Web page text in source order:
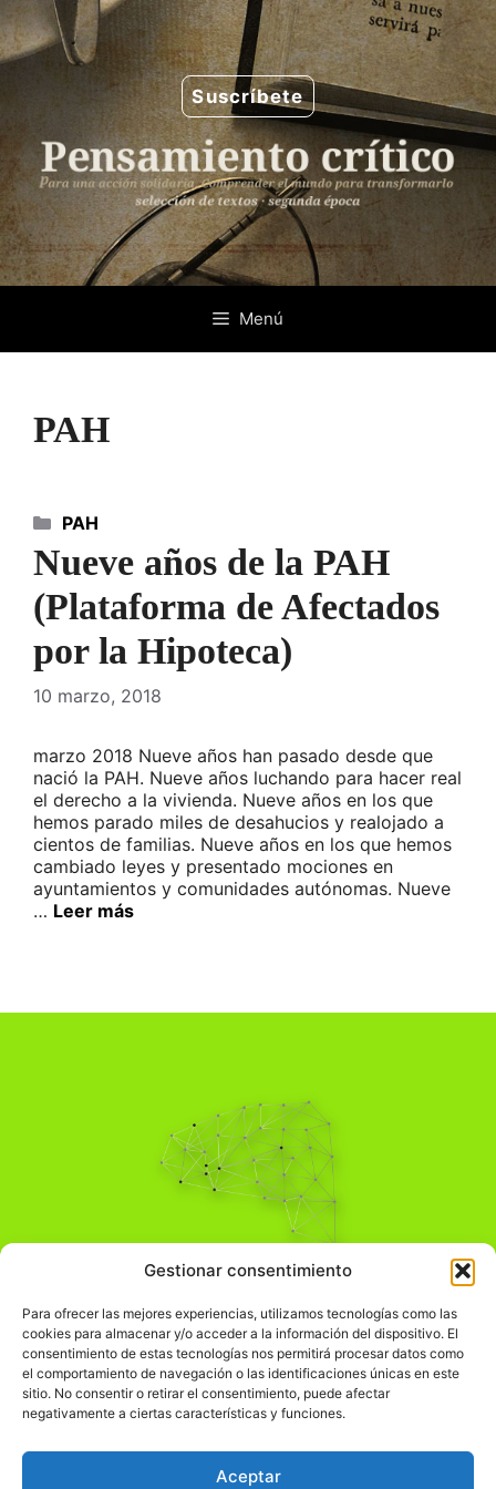
Gestionar consentimiento
Para ofrecer las mejores experiencias, utilizamos tecnologías como las
cookies para almacenar y/o acceder a la información del dispositivo. El
consentimiento de estas tecnologías nos permitirá procesar datos como
el comportamiento de navegación o las identificaciones únicas en este
sitio. No consentir o retirar el consentimiento, puede afectar
negativamente a ciertas características y funciones.
Aceptar
Saltar
al
contenido
Suscríbete
Menú
PAH
Nueve años de la PAH
(Plataforma de Afectados
por la Hipoteca)
10 marzo, 2018
marzo 2018 Nueve años han pasado desde que
nació la PAH. Nueve años luchando para hacer real
el derecho a la vivienda. Nueve años en los que
hemos parado miles de desahucios y realojado a
cientos de familias. Nueve años en los que hemos
cambiado leyes y presentado mociones en
ayuntamientos y comunidades autónomas. Nueve
… Leer más
Categorías
PAH
Pensamiento Crítico
Comprender el mundo para transformarlo.
Información Legal
჻Política de privacidad
Política de cookies